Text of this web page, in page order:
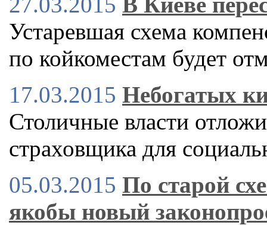
Устаревшая схема
по койкоместам будет
17.03.2015 Небогатых
Столичные власти
страховщика для
05.03.2015 По старой
якобы новый